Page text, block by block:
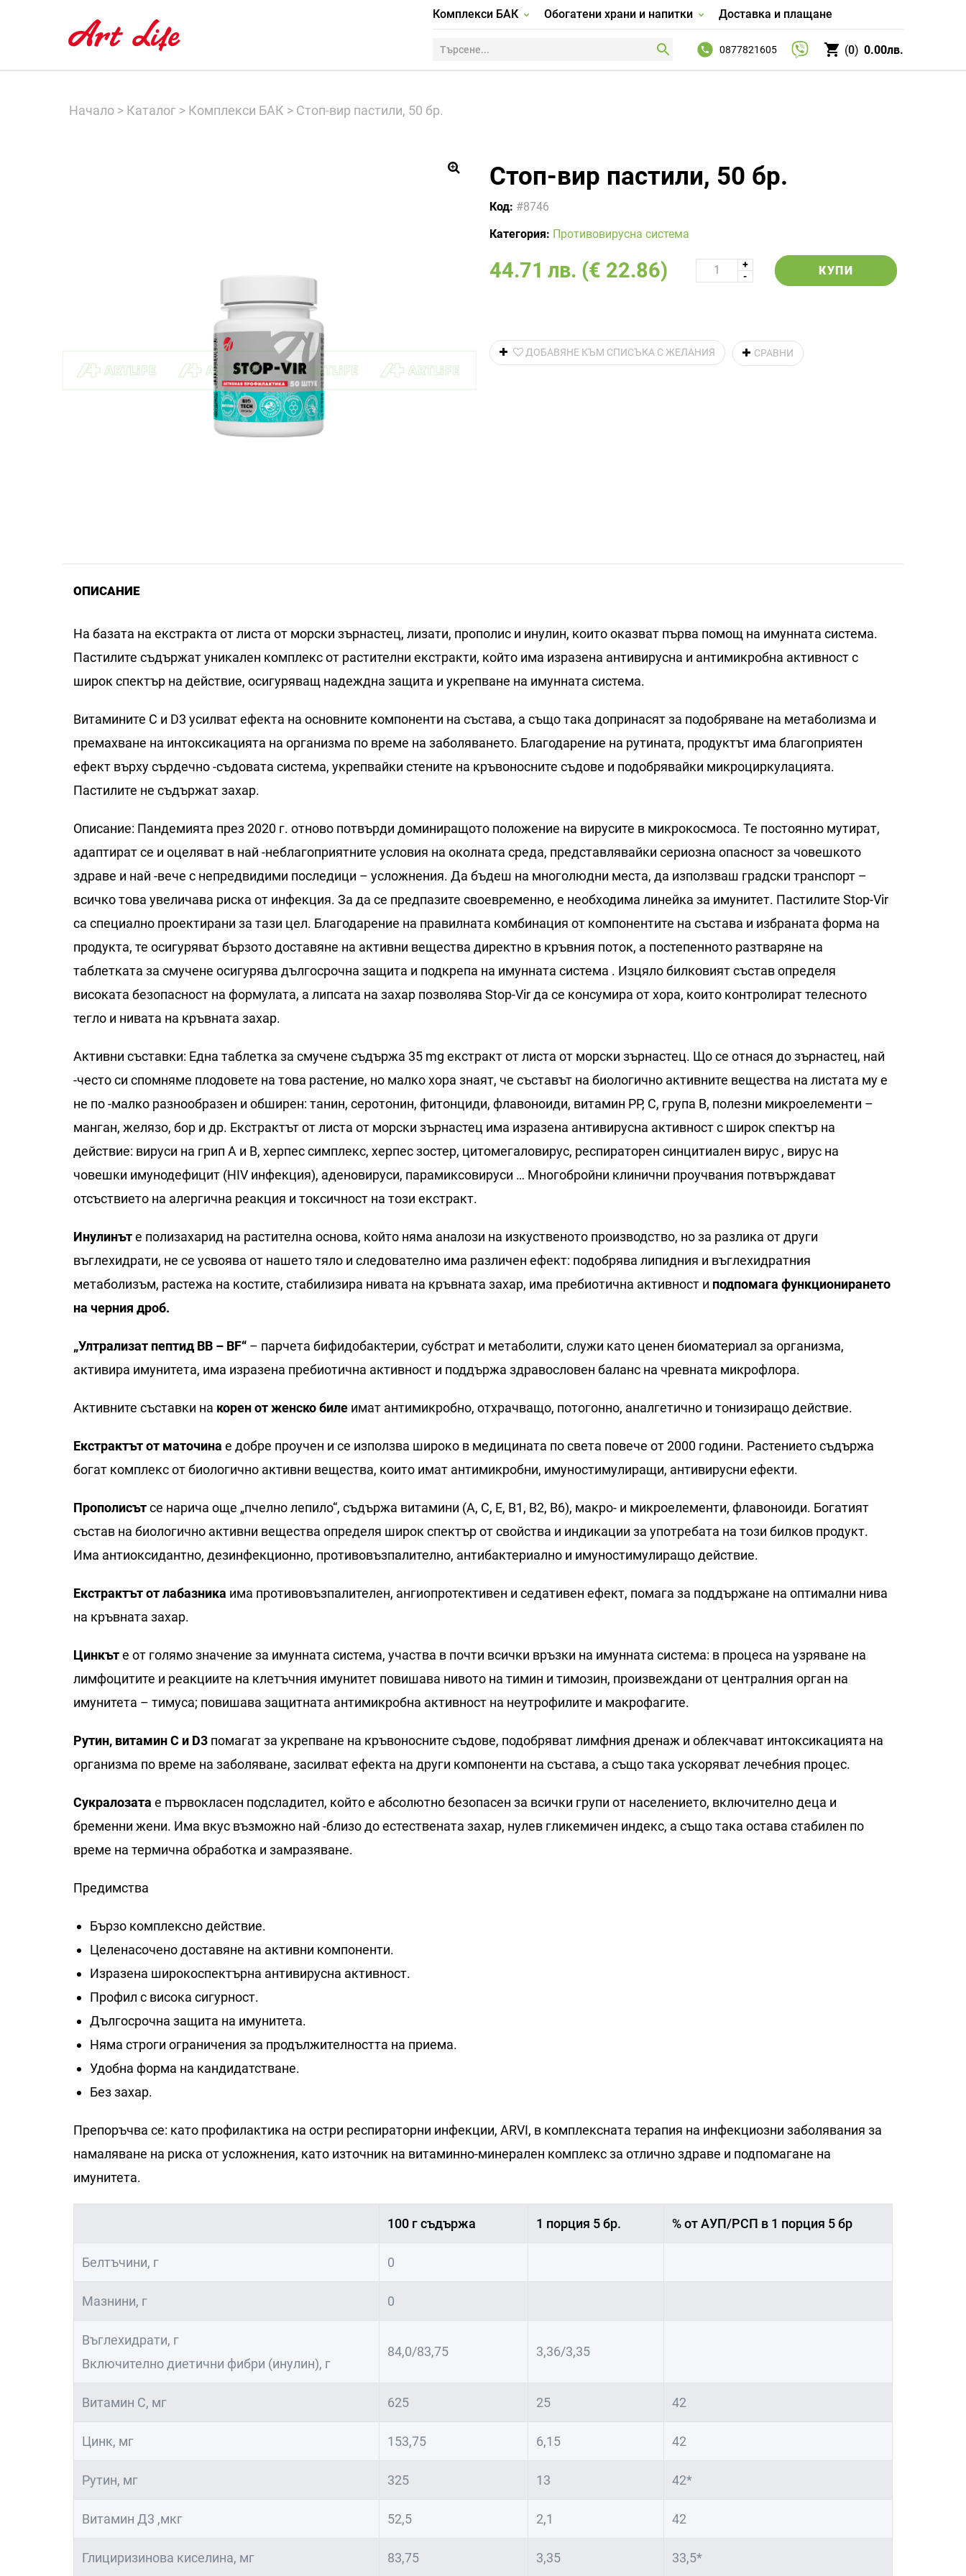
Комплекси БАК Обогатени храни и напитки Доставка и плащане
0877821605 0 0.00лв.
Начало > Каталог > Комплекси БАК > Стоп-вир пастили, 50 бр.
Стоп-вир пастили, 50 бр.
Код: #8746
Категория: Противовирусна система
44.71 лв. (€ 22.86) КУПИ
ДОБАВЯНЕ КЪМ СПИСЪКА С ЖЕЛАНИЯ СРАВНИ
ОПИСАНИЕ
На базата на екстракта от листа от морски зърнастец, лизати, прополис и инулин, които оказват първа помощ на имунната система.
Пастилите съдържат уникален комплекс от растителни екстракти, който има изразена антивирусна и антимикробна активност с
широк спектър на действие, осигуряващ надеждна защита и укрепване на имунната система.
Витамините С и D3 усилват ефекта на основните компоненти на състава, а също така допринасят за подобряване на метаболизма и
премахване на интоксикацията на организма по време на заболяването. Благодарение на рутината, продуктът има благоприятен
ефект върху сърдечно -съдовата система, укрепвайки стените на кръвоносните съдове и подобрявайки микроциркулацията.
Пастилите не съдържат захар.
Описание: Пандемията през 2020 г. отново потвърди доминиращото положение на вирусите в микрокосмоса. Те постоянно мутират,
адаптират се и оцеляват в най -неблагоприятните условия на околната среда, представлявайки сериозна опасност за човешкото
здраве и най -вече с непредвидими последици – усложнения. Да бъдеш на многолюдни места, да използваш градски транспорт –
всичко това увеличава риска от инфекция. За да се предпазите своевременно, е необходима линейка за имунитет. Пастилите Stop-Vir
са специално проектирани за тази цел. Благодарение на правилната комбинация от компонентите на състава и избраната форма на
продукта, те осигуряват бързото доставяне на активни вещества директно в кръвния поток, а постепенното разтваряне на
таблетката за смучене осигурява дългосрочна защита и подкрепа на имунната система . Изцяло билковият състав определя
високата безопасност на формулата, а липсата на захар позволява Stop-Vir да се консумира от хора, които контролират телесното
тегло и нивата на кръвната захар.
Активни съставки: Една таблетка за смучене съдържа 35 mg екстракт от листа от морски зърнастец. Що се отнася до зърнастец, най
-често си спомняме плодовете на това растение, но малко хора знаят, че съставът на биологично активните вещества на листата му е
не по -малко разнообразен и обширен: танин, серотонин, фитонциди, флавоноиди, витамин РР, С, група В, полезни микроелементи –
манган, желязо, бор и др. Екстрактът от листа от морски зърнастец има изразена антивирусна активност с широк спектър на
действие: вируси на грип А и В, херпес симплекс, херпес зостер, цитомегаловирус, респираторен синцитиален вирус , вирус на
човешки имунодефицит (HIV инфекция), аденовируси, парамиксовируси … Многобройни клинични проучвания потвърждават
отсъствието на алергична реакция и токсичност на този екстракт.
Инулинъте полизахарид на растителна основа, който няма аналози на изкуственото производство, но за разлика от други
въглехидрати, не се усвоява от нашето тяло и следователно има различен ефект: подобрява липидния и въглехидратния
метаболизъм, растежа на костите, стабилизира нивата на кръвната захар, има пребиотична активност и подпомага функционирането
на черния дроб.
„Ултрализат пептид BB – BF“ – парчета бифидобактерии, субстрат и метаболити, служи като ценен биоматериал за организма,
активира имунитета, има изразена пребиотична активност и поддържа здравословен баланс на чревната микрофлора.
Активните съставки на корен от женско биле имат антимикробно, отхрачващо, потогонно, аналгетично и тонизиращо действие.
Екстрактът от маточина е добре проучен и се използва широко в медицината по света повече от 2000 години. Растението съдържа
богат комплекс от биологично активни вещества, които имат антимикробни, имуностимулиращи, антивирусни ефекти.
Прополисътсе нарича още „пчелно лепило“, съдържа витамини (А, С, Е, В1, В2, В6), макро- и микроелементи, флавоноиди. Богатият
състав на биологично активни вещества определя широк спектър от свойства и индикации за употребата на този билков продукт.
Има антиоксидантно, дезинфекционно, противовъзпалително, антибактериално и имуностимулиращо действие.
Екстрактът от лабазника има противовъзпалителен, ангиопротективен и седативен ефект, помага за поддържане на оптимални нива
на кръвната захар.
Цинкъте от голямо значение за имунната система, участва в почти всички връзки на имунната система: в процеса на узряване на
лимфоцитите и реакциите на клетъчния имунитет повишава нивото на тимин и тимозин, произвеждани от централния орган на
имунитета – тимуса; повишава защитната антимикробна активност на неутрофилите и макрофагите.
Рутин, витамин С и D3 помагат за укрепване на кръвоносните съдове, подобряват лимфния дренаж и облекчават интоксикацията на
организма по време на заболяване, засилват ефекта на други компоненти на състава, а също така ускоряват лечебния процес.
Сукралозата е първокласен подсладител, който е абсолютно безопасен за всички групи от населението, включително деца и
бременни жени. Има вкус възможно най -близо до естествената захар, нулев гликемичен индекс, а също така остава стабилен по
време на термична обработка и замразяване.
Предимства
Бързо комплексно действие.
Целенасочено доставяне на активни компоненти.
Изразена широкоспектърна антивирусна активност.
Профил с висока сигурност.
Дългосрочна защита на имунитета.
Няма строги ограничения за продължителността на приема.
Удобна форма на кандидатстване.
Без захар.
Препоръчва се: като профилактика на остри респираторни инфекции, ARVI, в комплексната терапия на инфекциозни заболявания за
намаляване на риска от усложнения, като източник на витаминно-минерален комплекс за отлично здраве и подпомагане на
имунитета.
100 г съдържа 1 порция 5 бр. % от АУП/РСП в 1 порция 5 бр
Белтъчини, г 0
Мазнини, г 0
Въглехидрати, г
Включително диетични фибри (инулин), г
84,0/83,75 3,36/3,35
Витамин С, мг 625 25 42
Цинк, мг 153,75 6,15 42
Рутин, мг 325 13 42*
Витамин Д3 ,мкг 52,5 2,1 42
Глициризинова киселина, мг 83,75 3,35 33,5*